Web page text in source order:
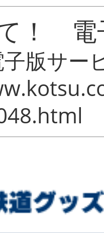
！ 電
版サー